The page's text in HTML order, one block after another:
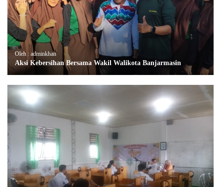
Oleh : adminkhan
Aksi Kebersihan Bersama Wakil Walikota Banjarmasin